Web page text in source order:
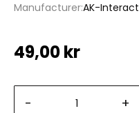
ManufacturerAK-
49,00 kr
- +